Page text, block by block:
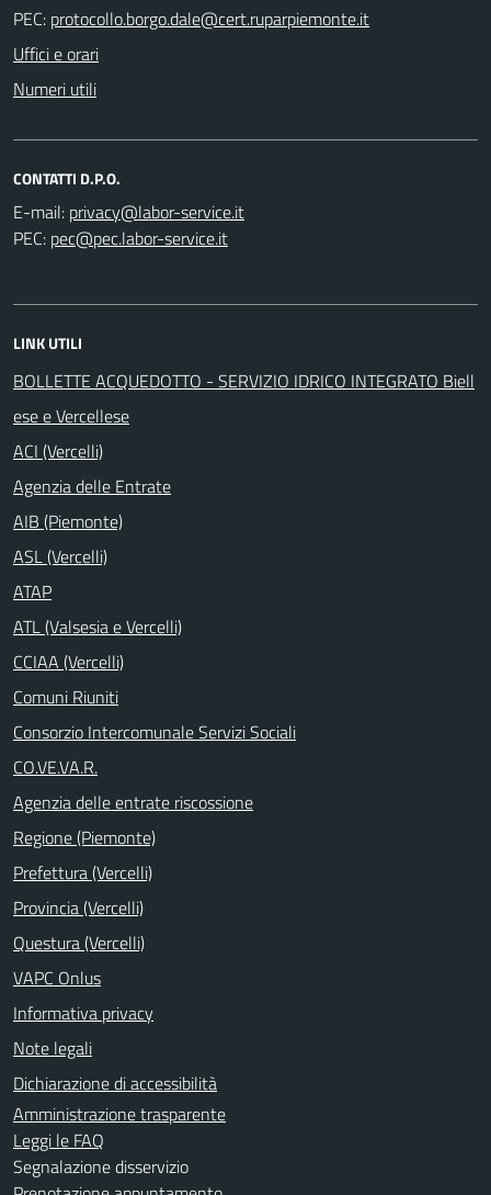
PEC:
Uffici e orari
Numeri utili
CONTATTI D.P.O.
E-mail:
PEC:
LINK UTILI
BOLLETTE ACQUEDOTTO - SERVIZIO IDRICO INTEGRATO Biell
ese e Vercellese
ACI (Vercelli)
Agenzia delle Entrate
AIB (Piemonte)
ASL (Vercelli)
ATAP
ATL (Valsesia e Vercelli)
CCIAA (Vercelli)
Comuni Riuniti
Consorzio Intercomunale Servizi Sociali
CO.VE.VA.R.
Agenzia delle entrate riscossione
Regione (Piemonte)
Prefettura (Vercelli)
Provincia (Vercelli)
Questura (Vercelli)
VAPC Onlus
Informativa privacy
Note legali
Dichiarazione di accessibilità
Amministrazione trasparente
Leggi le FAQ
Segnalazione disservizio